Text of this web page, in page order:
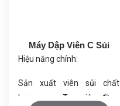
Máy Dập Viên C Sủi
Hiệu năng chính:
Sản xuất viên sủi chất
lượng cao: Tạo viên đồng